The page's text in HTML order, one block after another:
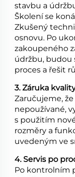
stavbu a
Školení se
Zkušený
osnovu. Po
zakoupeného
údržbu,
proces a řešit
3. Záruka
Zaručujeme,
nepoužívané,
s použitím
rozměry a
uvedeným ve
4. Servis po
Po kontrolním